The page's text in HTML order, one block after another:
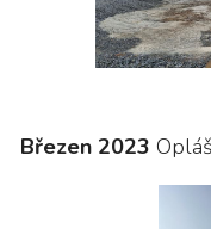
Březen 2023